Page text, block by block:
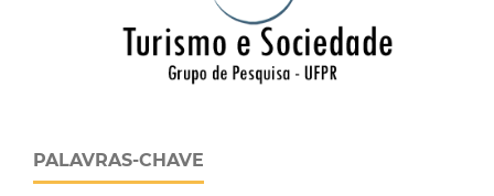
PALAVRAS-CHAVE